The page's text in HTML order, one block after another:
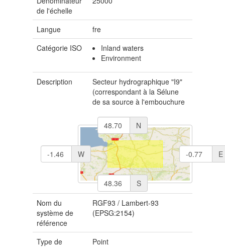
de l'échelle
Langue
fre
Catégorie ISO
Inland waters
Environment
Description
Secteur hydrographique "I9"
(correspondant à la Sélune
de sa source à l'embouchure
N
S
E
W
Nom du
système de
référence
RGF93 / Lambert-93
(EPSG:2154)
Type de
Point